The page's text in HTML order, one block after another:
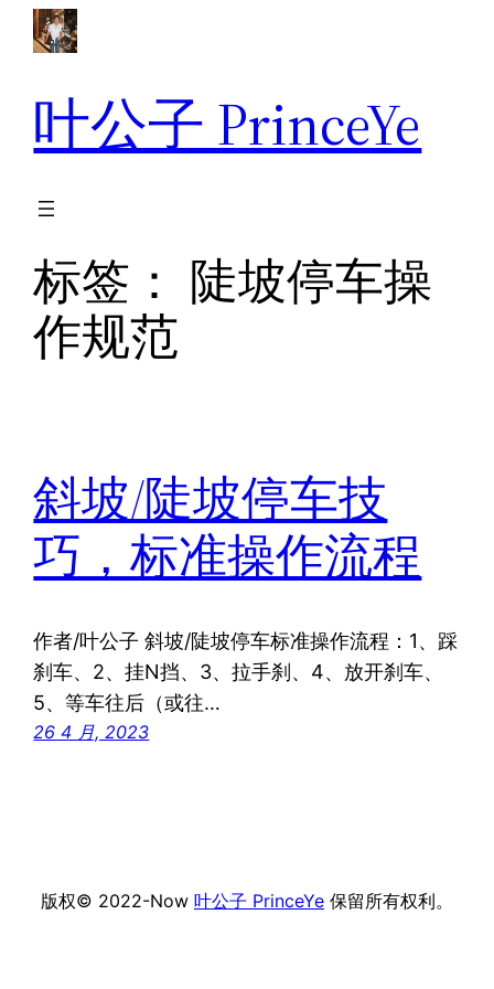
叶公子 PrinceYe
标签： 陡坡停车操
作规范
斜坡/陡坡停车技
巧，标准操作流程
作者/叶公子 斜坡/陡坡停车标准操作流程：1、踩
刹车、2、挂N挡、3、拉手刹、4、放开刹车、
5、等车往后（或往…
26 4 月, 2023
版权© 2022-Now 叶公子 PrinceYe 保留所有权利。